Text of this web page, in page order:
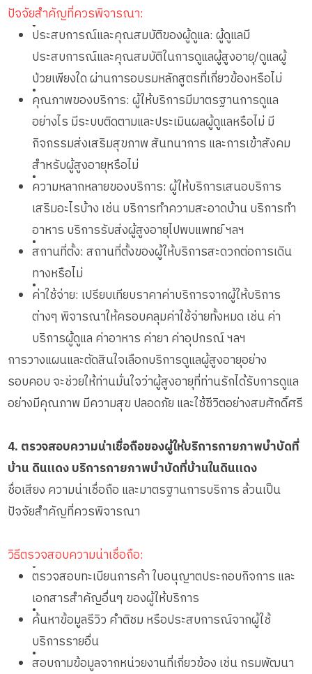
ปัจจัยสำคัญที่ควรพิจารณา:
•
ประสบการณ์และคุณสมบัติของผู้ดูแล: ผู้ดูแลมี
ประสบการณ์และคุณสมบัติในการดูแลผู้สูงอายุ/ดูแลผู้
ป่วยเพียงใด ผ่านการอบรมหลักสูตรที่เกี่ยวข้องหรือไม่
•
คุณภาพของบริการ: ผู้ให้บริการมีมาตรฐานการดูแล
อย่างไร มีระบบติดตามและประเมินผลผู้ดูแลหรือไม่ มี
กิจกรรมส่งเสริมสุขภาพ สันทนาการ และการเข้าสังคม
สำหรับผู้สูงอายุหรือไม่
•
ความหลากหลายของบริการ: ผู้ให้บริการเสนอบริการ
เสริมอะไรบ้าง เช่น บริการทำความสะอาดบ้าน บริการทำ
อาหาร บริการรับส่งผู้สูงอายุไปพบแพทย์ ฯลฯ
•
สถานที่ตั้ง: สถานที่ตั้งของผู้ให้บริการสะดวกต่อการเดิน
ทางหรือไม่
•
ค่าใช้จ่าย: เปรียบเทียบราคาค่าบริการจากผู้ให้บริการ
ต่างๆ พิจารณาให้ครอบคลุมค่าใช้จ่ายทั้งหมด เช่น ค่า
บริการผู้ดูแล ค่าอาหาร ค่ายา ค่าอุปกรณ์ ฯลฯ
การวางแผนและตัดสินใจเลือกบริการดูแลผู้สูงอายุอย่าง
รอบคอบ จะช่วยให้ท่านมั่นใจว่าผู้สูงอายุที่ท่านรักได้รับการดูแล
อย่างมีคุณภาพ มีความสุข ปลอดภัย และใช้ชีวิตอย่างสมศักดิ์ศรี
4. ตรวจสอบความน่าเชื่อถือของผู้ให้บริการกายภาพบำบัดที่
บ้าน ดินแดง บริการกายภาพบำบัดที่บ้านในดินแดง
ชื่อเสียง ความน่าเชื่อถือ และมาตรฐานการบริการ ล้วนเป็น
ปัจจัยสำคัญที่ควรพิจารณา
วิธีตรวจสอบความน่าเชื่อถือ:
•
ตรวจสอบทะเบียนการค้า ใบอนุญาตประกอบกิจการ และ
เอกสารสำคัญอื่นๆ ของผู้ให้บริการ
•
ค้นหาข้อมูลรีวิว คำติชม หรือประสบการณ์จากผู้ใช้
บริการรายอื่น
•
สอบถามข้อมูลจากหน่วยงานที่เกี่ยวข้อง เช่น กรมพัฒนา